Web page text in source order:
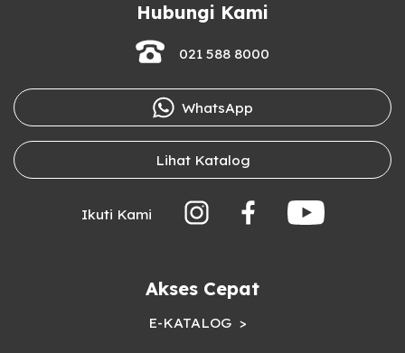
Hubungi Kami
021 588 8000
WhatsApp
Lihat Katalog
Ikuti Kami
Akses Cepat
E-KATALOG